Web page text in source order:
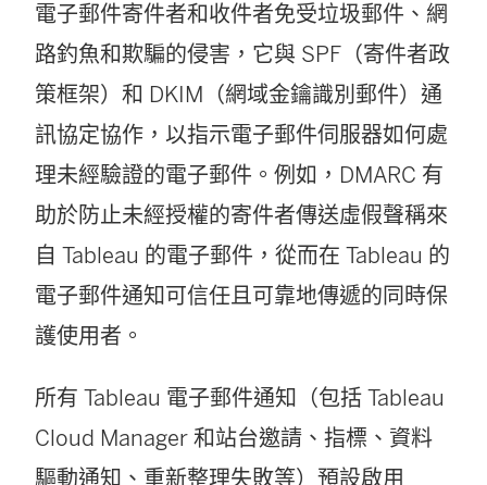
電子郵件寄件者和收件者免受垃圾郵件、網
路釣魚和欺騙的侵害，它與 SPF（寄件者政
策框架）和 DKIM（網域金鑰識別郵件）通
訊協定協作，以指示電子郵件伺服器如何處
理未經驗證的電子郵件。例如，DMARC 有
助於防止未經授權的寄件者傳送虛假聲稱來
自 Tableau 的電子郵件，從而在 Tableau 的
電子郵件通知可信任且可靠地傳遞的同時保
護使用者。
所有 Tableau 電子郵件通知（包括 Tableau
Cloud Manager 和站台邀請、指標、資料
驅動通知、重新整理失敗等）預設啟用